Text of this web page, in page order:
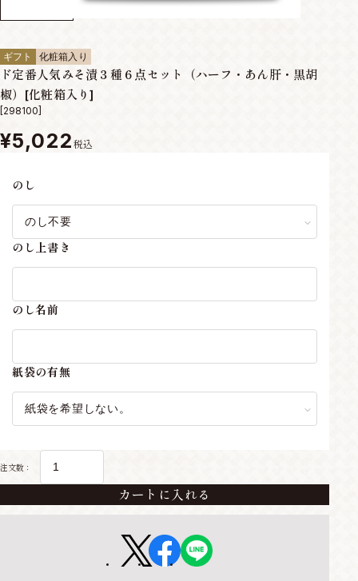
ギフト 化粧箱入り
ド定番人気みそ漬３種６点セット（ハーフ・あん肝・黒胡
椒）[化粧箱入り]
[298100]
¥5,022 税込
のし
のし上書き
のし名前
紙袋の有無
注文数：
カートに入れる